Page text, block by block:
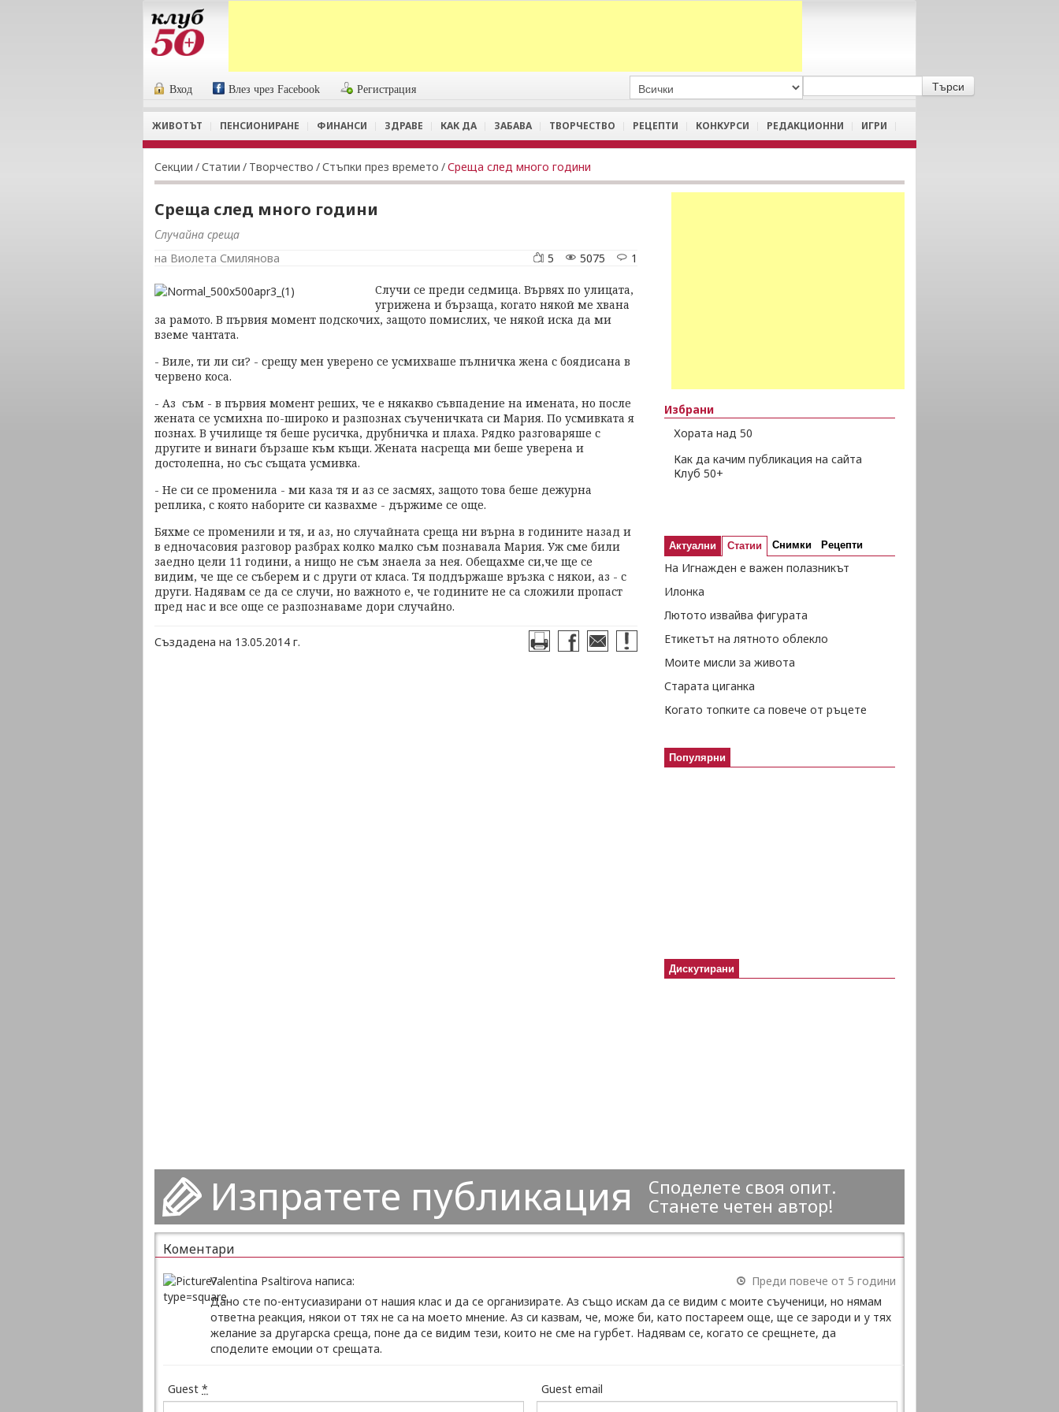
Вход Влез чрез Facebook Регистрация
ЖИВОТЪТ ПЕНСИОНИРАНЕ ФИНАНСИ ЗДРАВЕ КАК ДА ЗАБАВА ТВОРЧЕСТВО РЕЦЕПТИ КОНКУРСИ РЕДАКЦИОННИ ИГРИ
Секции /Статии / Творчество /Стъпки през времето /Среща след много години
Среща след много години
Случайна среща
на Виолета Смилянова
1
5075
5
Случи се преди седмица. Вървях по улицата,
угрижена и бързаща, когато някой ме хвана
за рамото. В първия момент подскочих, защото помислих, че някой иска да ми
вземе чантата.
- Виле, ти ли си? - срещу мен уверено се усмихваше пълничка жена с боядисана в
червено коса.
- Аз съм - в първия момент реших, че е някакво съвпадение на имената, но после
жената се усмихна по-широко и разпознах съученичката си Мария. По усмивката я
познах. В училище тя беше русичка, друбничка и плаха. Рядко разговаряше с
другите и винаги бързаше към къщи. Жената насреща ми беше уверена и
достолепна, но със същата усмивка.
- Не си се променила - ми каза тя и аз се засмях, защото това беше дежурна
реплика, с която наборите си казвахме - държиме се още.
Бяхме се променили и тя, и аз, но случайната среща ни върна в годините назад и
в едночасовия разговор разбрах колко малко съм познавала Мария. Уж сме били
заедно цели 11 години, а нищо не съм знаела за нея. Обещахме си,че ще се
видим, че ще се съберем и с други от класа. Тя поддържаше връзка с някои, аз - с
други. Надявам се да се случи, но важното е, че годините не са сложили пропаст
пред нас и все още се разпознаваме дори случайно.
Създадена на 13.05.2014 г.
Избрани
Хората над 50
Как да качим публикация на сайта
Клуб 50+
Актуални Статии Снимки Рецепти
На Игнажден е важен полазникът
Илонка
Лютото извайва фигурата
Етикетът на лятното облекло
Моите мисли за живота
Старата циганка
Когато топките са повече от ръцете
Популярни
Дискутирани
Изпратете публикация
Споделете своя опит.
Станете четен автор!
Коментари
Valentina Psaltirova написа:
Преди повече от 5 години
Дано сте по-ентусиазирани от нашия клас и да се организирате. Аз също искам да се видим с моите съученици, но нямам
ответна реакция, някои от тях не са на моето мнение. Аз си казвам, че, може би, като постареем още, ще се зароди и у тях
желание за другарска среща, поне да се видим тези, които не сме на гурбет. Надявам се, когато се срещнете, да
споделите емоции от срещата.
Guest * Guest email